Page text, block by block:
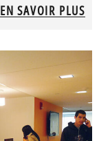
EN SAVOIR PLUS